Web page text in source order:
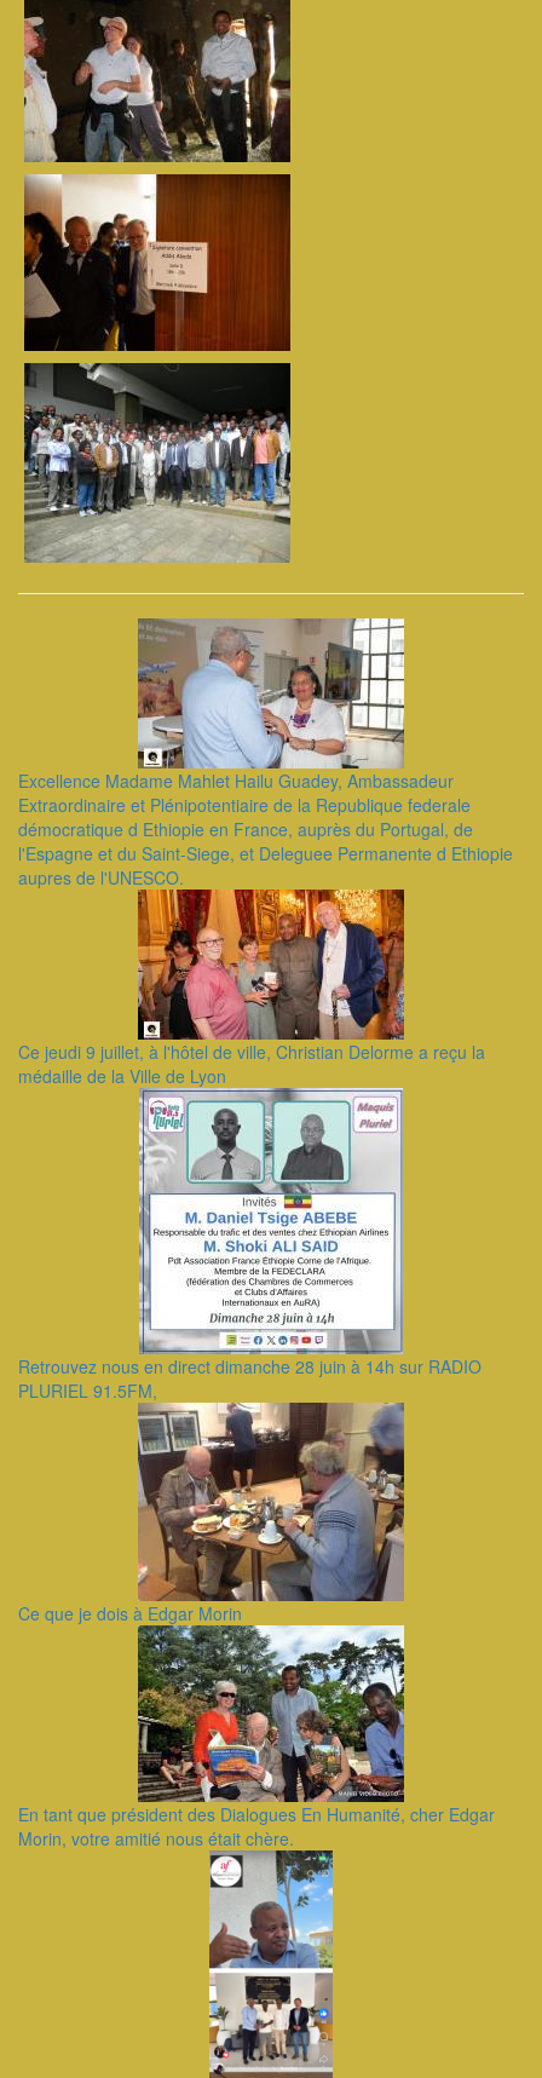
Excellence Madame Mahlet Hailu Guadey, Ambassadeur
Extraordinaire et Plénipotentiaire de la Republique federale
démocratique d Ethiopie en France, auprès du Portugal, de
l'Espagne et du Saint-Siege, et Deleguee Permanente d Ethiopie
aupres de l'UNESCO.
Ce jeudi 9 juillet, à l'hôtel de ville, Christian Delorme a reçu la
médaille de la Ville de Lyon
Retrouvez nous en direct dimanche 28 juin à 14h sur RADIO
PLURIEL 91.5FM,
Ce que je dois à Edgar Morin
En tant que président des Dialogues En Humanité, cher Edgar
Morin, votre amitié nous était chère.